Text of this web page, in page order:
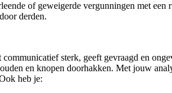
of geweigerde vergunningen met een
derden.
sterk, geeft gevraagd en
en knopen doorhakken. Met jouw
heb je: